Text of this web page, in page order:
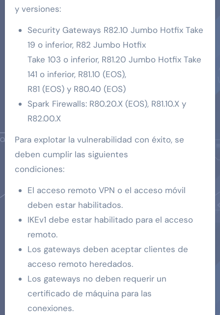
y versiones:
Security Gateways R82.10 Jumbo Hotfix Take
19 o inferior, R82 Jumbo Hotfix
Take 103 o inferior, R81.20 Jumbo Hotfix Take
141 o inferior, R81.10 (EOS),
R81 (EOS) y R80.40 (EOS)
Spark Firewalls: R80.20.X (EOS), R81.10.X y
R82.00.X
Para explotar la vulnerabilidad con éxito, se
deben cumplir las siguientes
condiciones:
El acceso remoto VPN o el acceso móvil
deben estar habilitados.
IKEv1 debe estar habilitado para el acceso
remoto.
Los gateways deben aceptar clientes de
acceso remoto heredados.
Los gateways no deben requerir un
certificado de máquina para las
conexiones.